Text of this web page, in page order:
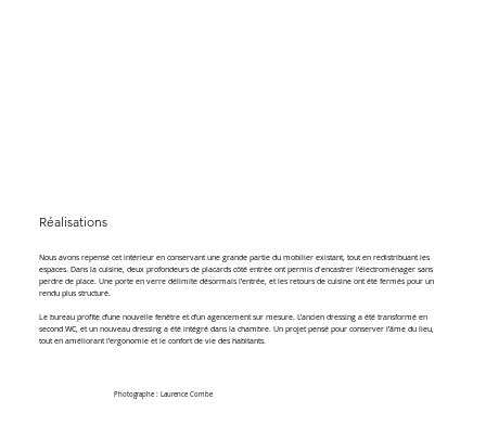
Réalisations
Nous avons repensé cet intérieur en conservant une grande partie du mobilier existant, tout en redistribuant les
espaces. Dans la cuisine, deux profondeurs de placards côté entrée ont permis d'encastrer l’électroménager sans
perdre de place. Une porte en verre délimite désormais l’entrée, et les retours de cuisine ont été fermés pour un
rendu plus structuré.
Le bureau profite d’une nouvelle fenêtre et d’un agencement sur mesure. L’ancien dressing a été transformé en
second WC, et un nouveau dressing a été intégré dans la chambre. Un projet pensé pour conserver l’âme du lieu,
tout en améliorant l’ergonomie et le confort de vie des habitants.
Photographe : Laurence Combe